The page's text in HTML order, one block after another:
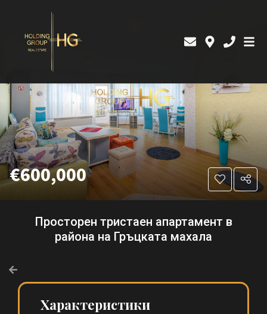
€600,000
Просторен тристаен апартамент в
района на Гръцката махала
Характеристики